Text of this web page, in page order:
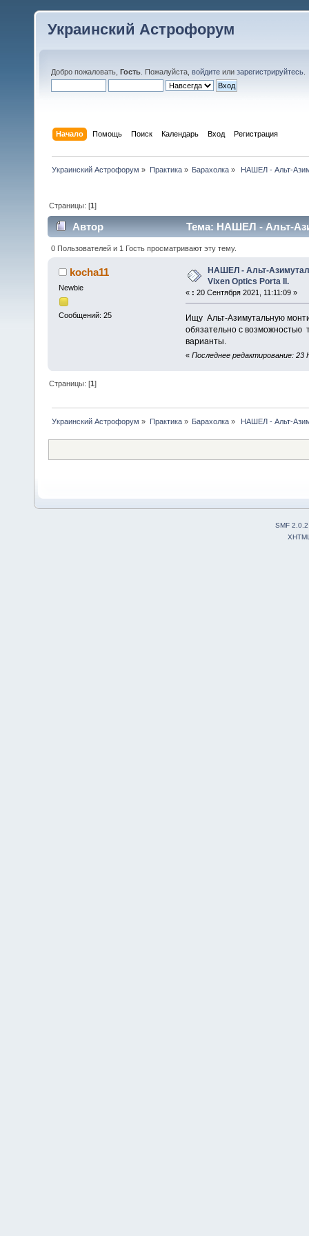
Украинский Астрофорум
Добро пожаловать, Гость . Пожалуйста, войдите или зарегистрируйтесь
Начало Помощь Поиск Календарь Вход Регистрация
Украинский Астрофорум » Практика» Барахолка» НАШЕЛ - Альт-
Страницы: [1]
Автор
Тема: НАШЕЛ - Альт-
(Прочитано 12630 раз)
0 Пользователей и 1 Гость просматривают эту тему.
kocha11
Newbie
Сообщений: 25
НАШЕЛ - Альт-
Vixen Optics Porta II.
« : 20 Сентября 2021, 11:11:09 »
Ищу Альт-Азимутальную
обязательно с возможностью
варианты.
« Последнее редактирование: 23
Страницы: [1]
Украинский Астрофорум » Практика» Барахолка» НАШЕЛ - Альт-
SMF 2.0.2